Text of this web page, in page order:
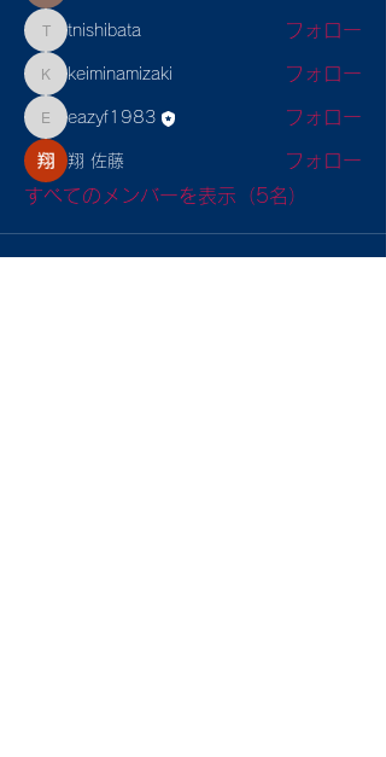
tnishibata
tnishibata フォロー
keiminamizaki
keiminamizaki フォロー
eazyf1983
eazyf1983 フォロー
翔 佐藤
フォロー
すべてのメンバーを表示（5名）